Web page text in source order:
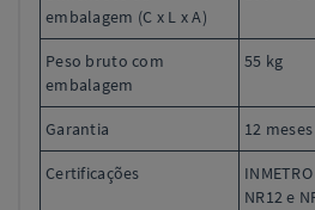
embalagem (C x L x A)
Peso bruto com
embalagem
55 kg
Garantia 12
Certificações
NR12 e